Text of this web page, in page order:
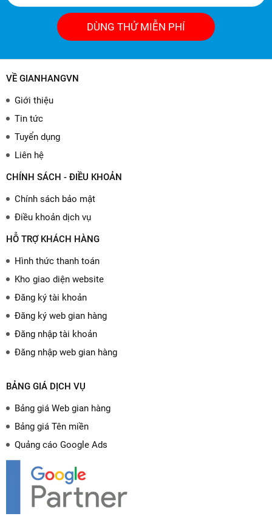
DÙNG THỬ MIỄN PHÍ
VỀ GIANHANGVN
Giới thiệu
Tin tức
Tuyển dụng
Liên hệ
CHÍNH SÁCH - ĐIỀU KHOẢN
Chính sách bảo mật
Điều khoản dịch vụ
HỖ TRỢ KHÁCH HÀNG
Hình thức thanh toán
Kho giao diện website
Đăng ký tài khoản
Đăng ký web gian hàng
Đăng nhập tài khoản
Đăng nhập web gian hàng
BẢNG GIÁ DỊCH VỤ
Bảng giá Web gian hàng
Bảng giá Tên miền
Quảng cáo Google Ads